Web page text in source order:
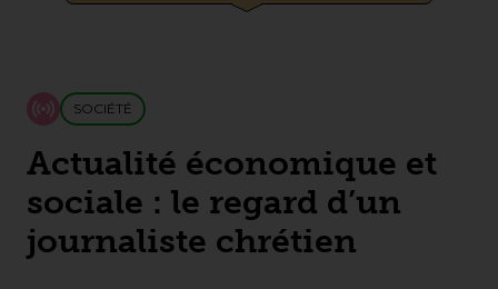
SOCIÉTÉ
Actualité économique et
sociale : le regard d’un
journaliste chrétien